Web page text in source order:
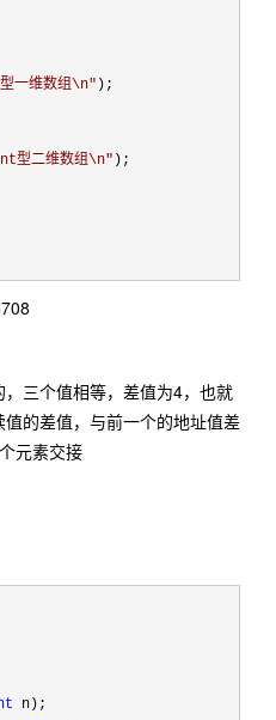
一维数组\n"
型二维数组\n"
三个值相等，差值为4，也就
的差值，与前一个的地址值差
元素交接